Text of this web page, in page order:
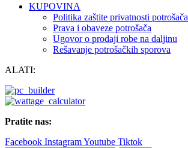
KUPOVINA
Politika zaštite privatnosti potrošača
Prava i obaveze potrošača
Ugovor o prodaji robe na daljinu
Rešavanje potrošačkih sporova
ALATI:
Pratite nas:
Facebook InstagramYoutube Tiktok